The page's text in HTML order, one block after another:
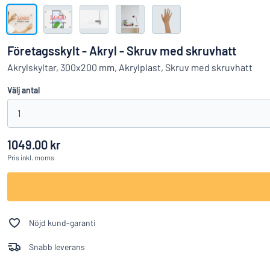
Hittar du
Visa alla kategorier
Logga
in
Kundservice
Privatperson
Företagsskylt - Akryl - Skruv med skruvhatt
Akrylskyltar, 300x200 mm, Akrylplast, Skruv med skruvhatt
Välj antal
1
1049.00 kr
Pris inkl. moms
Nöjd kund-garanti
Snabb leverans